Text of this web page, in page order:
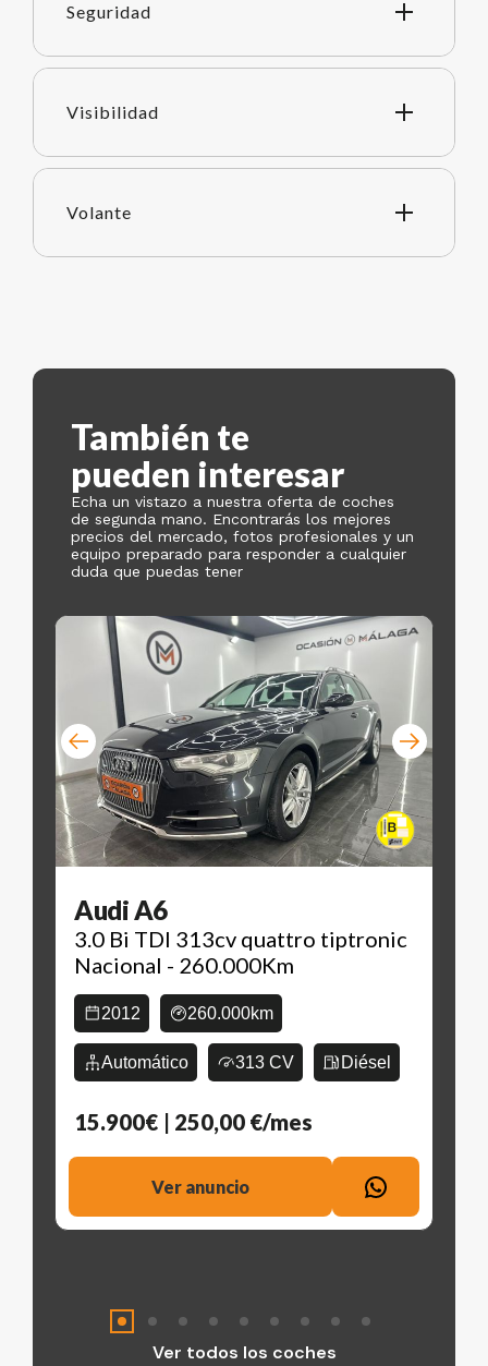
Seguridad
Visibilidad
Volante
También te
pueden interesar
Echa un vistazo a nuestra oferta de coches
de segunda mano. Encontrarás los mejores
precios del mercado, fotos profesionales y un
equipo preparado para responder a cualquier
duda que puedas tener
Audi A6
3.0 Bi TDI 313cv quattro tiptronic
Nacional - 260.000Km
2012 260.000km
Automático 313 CV Diésel
15.900€ | 250,00 €/mes
Ver anuncio
Ver todos los coches